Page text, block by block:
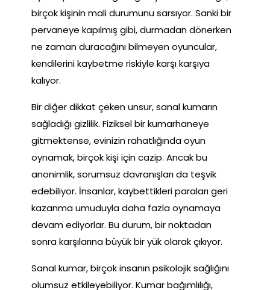
birçok kişinin mali durumunu sarsıyor. Sanki bir
pervaneye kapılmış gibi, durmadan dönerken
ne zaman duracağını bilmeyen oyuncular,
kendilerini kaybetme riskiyle karşı karşıya
kalıyor.
Bir diğer dikkat çeken unsur, sanal kumarın
sağladığı gizlilik. Fiziksel bir kumarhaneye
gitmektense, evinizin rahatlığında oyun
oynamak, birçok kişi için cazip. Ancak bu
anonimlik, sorumsuz davranışları da teşvik
edebiliyor. İnsanlar, kaybettikleri paraları geri
kazanma umuduyla daha fazla oynamaya
devam ediyorlar. Bu durum, bir noktadan
sonra karşılarına büyük bir yük olarak çıkıyor.
Sanal kumar, birçok insanın psikolojik sağlığını
olumsuz etkileyebiliyor. Kumar bağımlılığı,